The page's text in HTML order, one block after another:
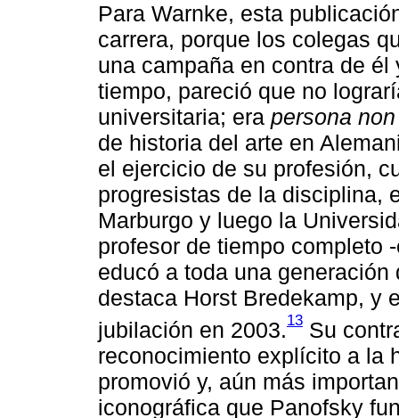
Para Warnke, esta
carrera, porque los colegas
una campaña en contra de
tiempo, pareció que no
universitaria; era persona
de historia del arte en
el ejercicio de su profesión,
progresistas de la disciplina,
Marburgo y luego la
profesor de tiempo completo
educó a toda una
destaca Horst Bredekamp, y
jubilación en 2003.13 Su
reconocimiento explícito a la
promovió y, aún más
iconográfica que Panofsky